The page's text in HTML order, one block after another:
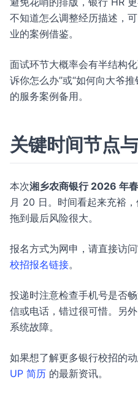
不知道怎么调整经历描述，
业的案例借鉴。
面试环节大概率会有半结构
诉你怎么办”或“如何向大爷
的服务案例备用。
关键时间节点
本次湘乡农商银行 2026 年
月 20 日。时间看起来充裕
拖到最后风险很大。
报名方式为网申，请直接访
校招报名链接。
投递时注意检查手机号是否
信或电话，错过很可惜。另
系统故障。
如果想了解更多银行校招的
UP 简历 的最新资讯。